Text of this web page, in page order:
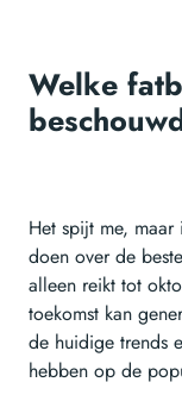
Welke
Het spijt me,
doen over de
alleen reikt tot
toekomst kan
de huidige trends
hebben op de